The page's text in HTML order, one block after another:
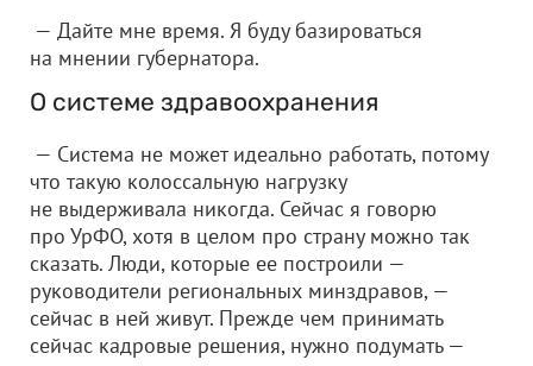
— Дайте мне время. Я буду базироваться
на мнении губернатора.
О системе здравоохранения
— Система не может идеально работать, потому
что такую колоссальную нагрузку
не выдерживала никогда. Сейчас я говорю
про УрФО, хотя в целом про страну можно так
сказать. Люди, которые ее построили —
руководители региональных минздравов, —
сейчас в ней живут. Прежде чем принимать
сейчас кадровые решения, нужно подумать —